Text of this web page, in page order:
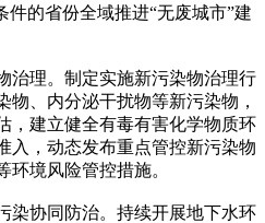
件的省份全域推进“无废城市”建
理。制定实施新污染物治理行
物、内分泌干扰物等新污染物，
，建立健全有毒有害化学物质环
入，动态发布重点管控新污染物
环境风险管控措施。
协同防治。持续开展地下水环